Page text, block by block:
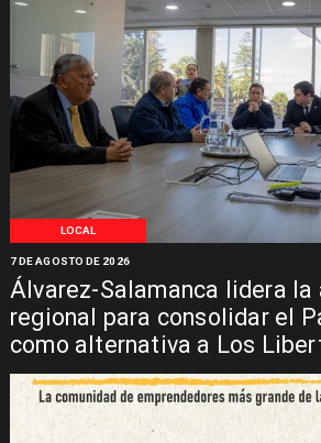
LOCAL
Álvarez-Salamanca lidera la
regional para consolidar el
como alternativa a Los
7 DE AGOSTO DE 2026